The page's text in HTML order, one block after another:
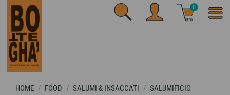
0
HOME FOOD SALUMI & INSACCATI
SALUMIFICIO